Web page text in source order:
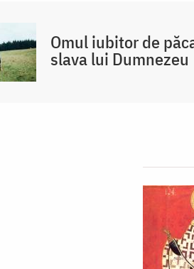
Omul iubitor de
slava lui Dumnezeu